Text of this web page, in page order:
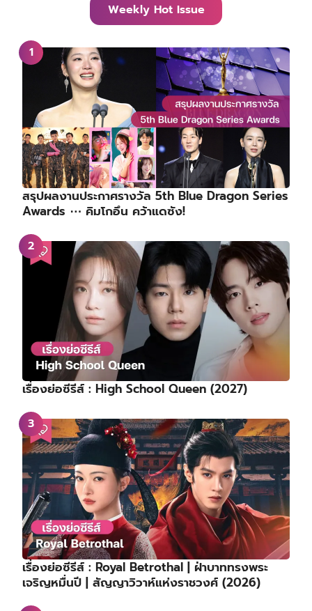
Weekly Hot Issue
สรุปผลงานประกาศรางวัล 5th Blue Dragon Series
Awards ⋯ คิมโกอึน คว้าแดซัง!
เรื่องย่อซีรีส์ : High School Queen (2027)
เรื่องย่อซีรีส์ : Royal Betrothal | ฝ่าบาททรงพระ
เจริญหมื่นปี | สัญญาวิวาห์แห่งราชวงศ์ (2026)